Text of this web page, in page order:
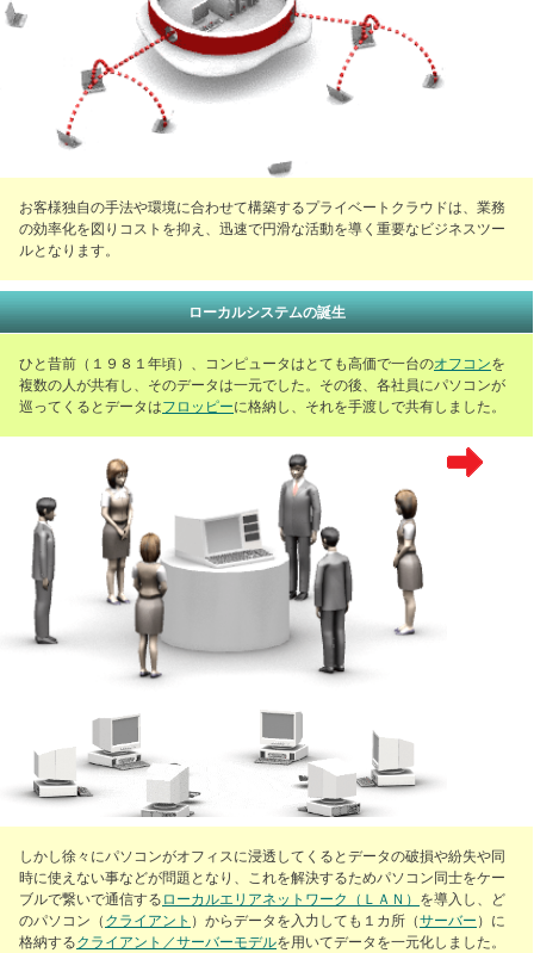
お客様独自の手法や環境に合わせて構築するプライベートクラウドは、業務
の効率化を図りコストを抑え、迅速で円滑な活動を導く重要なビジネスツー
ルとなります。
ローカルシステムの誕生
ひと昔前（１９８１年頃）、コンピュータはとても高価で一台のオフコンを
複数の人が共有し、そのデータは一元でした。その後、各社員にパソコンが
巡ってくるとデータはフロッピーに格納し、それを手渡しで共有しました。
しかし徐々にパソコンがオフィスに浸透してくるとデータの破損や紛失や同
時に使えない事などが問題となり、これを解決するためパソコン同士をケー
ブルで繋いで通信する ローカルエリアネットワーク（ＬＡＮ） を導入し、ど
のパソコン（ クライアント ）からデータを入力しても１カ所（サーバー ）に
格納するクライアント／サーバーモデルを用いてデータを一元化しました。